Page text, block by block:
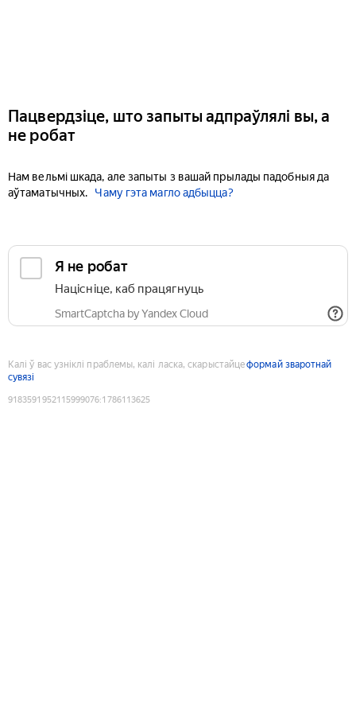
Пацвердзіце, што запыты адпраўлялі вы, а
не робат
Нам вельмі шкада, але запыты з вашай прылады падобныя да
аўтаматычных.
Чаму гэта магло адбыцца?
Я не робат
Націсніце, каб працягнуць
SmartCaptcha by Yandex Cloud
Калі ў вас узніклі праблемы, калі ласка, скарыстайцеформай зваротнай
сувязі
9183591952115999076:1786113625